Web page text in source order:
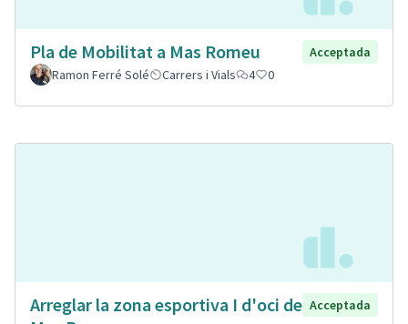
Pla de Mobilitat a Mas Romeu
Acceptada
Ramon Ferré Solé
Carrers i Vials 4 0
Arreglar la zona esportiva I d'oci de Acceptada